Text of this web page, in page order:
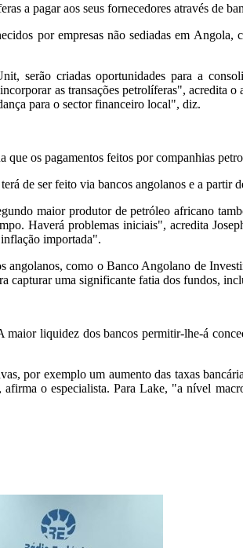
a pagar aos seus fornecedores através de
por empresas não sediadas em
serão criadas oportunidades para a
as transações petrolíferas", acredita
para o sector financeiro local", diz.
os pagamentos feitos por companhias
de ser feito via bancos angolanos e a partir
maior produtor de petróleo africano
Haverá problemas iniciais", acredita
importada".
angolanos, como o Banco Angolano de
capturar uma significante fatia dos fundos,
liquidez dos bancos permitir-lhe-á
por exemplo um aumento das taxas
o especialista. Para Lake, "a nível